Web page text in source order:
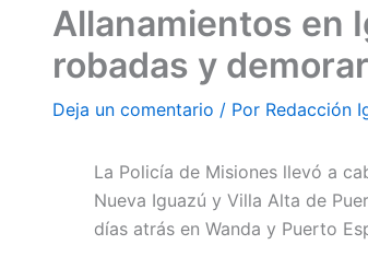
Allanamientos en
robadas y
Deja un comentario / Por Redacción
La Policía de Misiones llevó a
Nueva Iguazú y Villa Alta de
días atrás en Wanda y Puerto